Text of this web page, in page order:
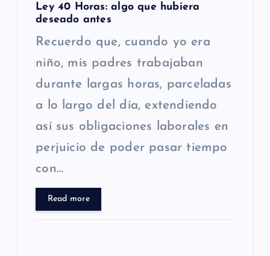
Ley 40 Horas: algo que hubiera
deseado antes
Recuerdo que, cuando yo era
niño, mis padres trabajaban
durante largas horas, parceladas
a lo largo del día, extendiendo
así sus obligaciones laborales en
perjuicio de poder pasar tiempo
con…
Read more